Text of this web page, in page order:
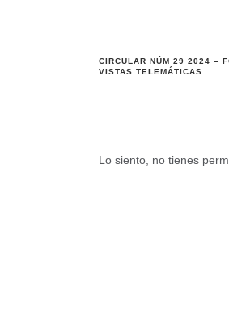
CIRCULAR NÚM 29 2024 –
VISTAS TELEMÁTICAS
Lo siento, no tienes